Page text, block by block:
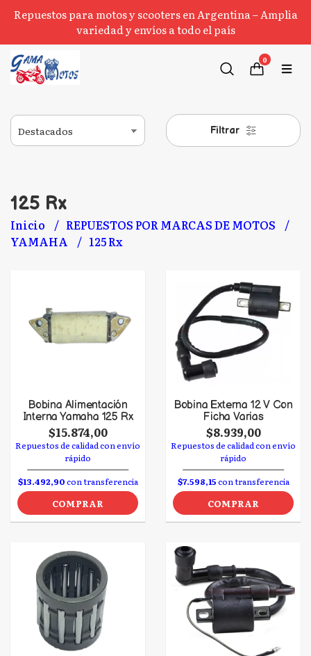
Repuestos para motos y scooters en Argentina – Amplia
variedad y envíos a todo el país
0
Filtrar
125 Rx
Inicio
REPUESTOS POR MARCAS DE MOTOS
YAMAHA
125 Rx
Bobina Alimentación
Interna Yamaha 125 Rx
$15.874,00
Repuestos de calidad con envío
rápido
$13.492,90con transferencia
COMPRAR
Bobina Externa 12 V Con
Ficha Varias
$8.939,00
Repuestos de calidad con envío
rápido
$7.598,15con transferencia
COMPRAR